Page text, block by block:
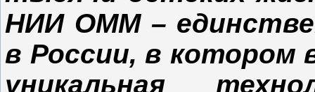
НИИ ОММ –
в России, в котором
уникальная